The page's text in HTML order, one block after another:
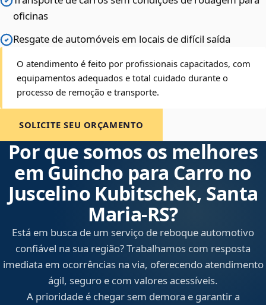
oficinas
Resgate de automóveis em locais de difícil saída
O atendimento é feito por profissionais capacitados, com
equipamentos adequados e total cuidado durante o
processo de remoção e transporte.
SOLICITE SEU ORÇAMENTO
Por que somos os melhores
em Guincho para Carro no
Juscelino Kubitschek, Santa
Maria‑RS?
Está em busca de um serviço de reboque automotivo
confiável na sua região? Trabalhamos com resposta
imediata em ocorrências na via, oferecendo atendimento
ágil, seguro e com valores acessíveis.
A prioridade é chegar sem demora e garantir a